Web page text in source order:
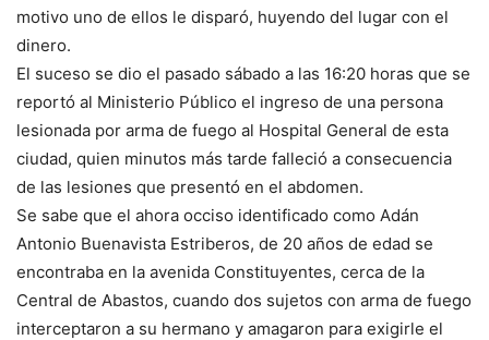
motivo uno de ellos le disparó, huyendo del lugar con el
dinero.
El suceso se dio el pasado sábado a las 16:20 horas que se
reportó al Ministerio Público el ingreso de una persona
lesionada por arma de fuego al Hospital General de esta
ciudad, quien minutos más tarde falleció a consecuencia
de las lesiones que presentó en el abdomen.
Se sabe que el ahora occiso identificado como Adán
Antonio Buenavista Estriberos, de 20 años de edad se
encontraba en la avenida Constituyentes, cerca de la
Central de Abastos, cuando dos sujetos con arma de fuego
interceptaron a su hermano y amagaron para exigirle el